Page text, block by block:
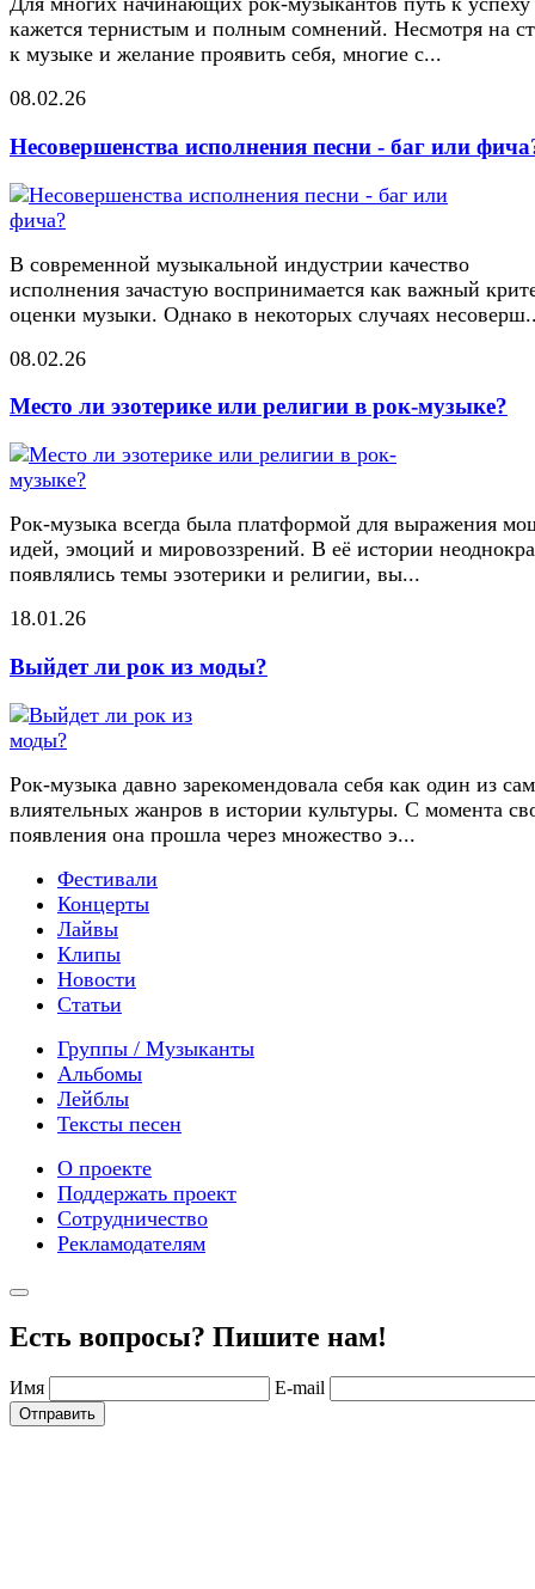
кажется тернистым и полным сомнений. Несмотря на
к музыке и желание проявить себя, многие с...
08.02.26
Несовершенства исполнения песни - баг или
В современной музыкальной индустрии качество
исполнения зачастую воспринимается как важный
оценки музыки. Однако в некоторых случаях
08.02.26
Место ли эзотерике или религии в рок-музыке?
Рок-музыка всегда была платформой для выражения
идей, эмоций и мировоззрений. В её истории
появлялись темы эзотерики и религии, вы...
18.01.26
Выйдет ли рок из моды?
Рок-музыка давно зарекомендовала себя как один из
влиятельных жанров в истории культуры. С момента
появления она прошла через множество э...
Фестивали
Концерты
Лайвы
Клипы
Новости
Статьи
Группы / Музыканты
Альбомы
Лейблы
Тексты песен
О проекте
Поддержать проект
Сотрудничество
Рекламодателям
Есть вопросы? Пишите нам!
Имя E-mail